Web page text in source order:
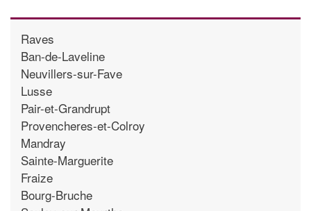
Raves
Ban-de-Laveline
Neuvillers-sur-Fave
Lusse
Pair-et-Grandrupt
Provencheres-et-Colroy
Mandray
Sainte-Marguerite
Fraize
Bourg-Bruche